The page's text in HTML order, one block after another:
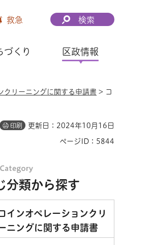
救急 検索
づくり 区政情報
クリーニングに関する申請書 > コ
印刷 更新日：2024年10月16日
ページID：5844
分類から探す
インオペレーションクリ
ニングに関する申請書